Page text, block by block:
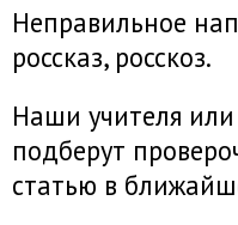
Неправильное
россказ, росскоз.
Наши учителя
подберут
статью в
комментариях
ответят.
Как